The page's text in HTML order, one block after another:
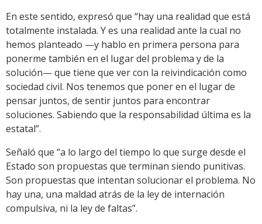
En este sentido, expresó que “hay una realidad que está
totalmente instalada. Y es una realidad ante la cual no
hemos planteado —y hablo en primera persona para
ponerme también en el lugar del problema y de la
solución— que tiene que ver con la reivindicación como
sociedad civil. Nos tenemos que poner en el lugar de
pensar juntos, de sentir juntos para encontrar
soluciones. Sabiendo que la responsabilidad última es la
estatal”.
Señaló que “a lo largo del tiempo lo que surge desde el
Estado son propuestas que terminan siendo punitivas.
Son propuestas que intentan solucionar el problema. No
hay una, una maldad atrás de la ley de internación
compulsiva, ni la ley de faltas”.